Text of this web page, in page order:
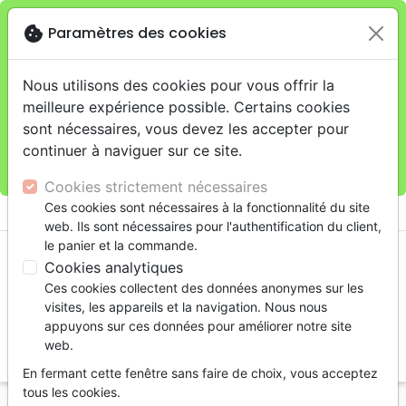
Je veux retirer ma commande au 4, rue Audubon
(Gare de Lyon), Parisclose
warningCette boutique en ligne est limitée au retrait en
magasin.
Pour les livraisons à domicile, veuillez passer vos
commandes sur la boutique La Maison de la Bible
shopping_cart
cookie Paramètres des cookies
Nous utilisons des cookies pour vous offrir la
meilleure expérience possible. Certains cookies
sont nécessaires, vous devez les accepter pour
continuer à naviguer sur ce site.
Cookies strictement nécessaires
Ces cookies sont nécessaires à la fonctionnalité du site
web. Ils sont nécessaires pour l'authentification du client,
le panier et la commande.
Cookies analytiques
Ces cookies collectent des données anonymes sur les
visites, les appareils et la navigation. Nous nous
appuyons sur ces données pour améliorer notre site
web.
En fermant cette fenêtre sans faire de choix, vous acceptez
tous les cookies.